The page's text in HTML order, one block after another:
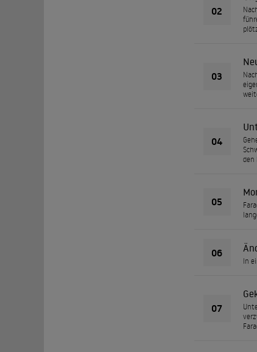
02
03
04
den
05
06
In
07